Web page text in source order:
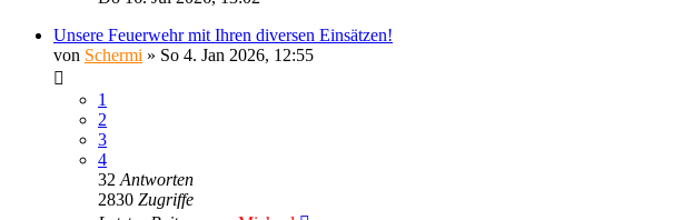
Unsere Feuerwehr mit Ihren diversen Einsätzen!
von Schermi » So 4. Jan 2026, 12:55
1
2
3
4
32 Antworten
2830 Zugriffe